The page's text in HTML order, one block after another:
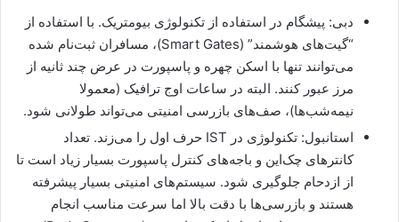
دبی: پیشگام در استفاده از تکنولوژی بیومتریک. با استفاده از
“گیت‌های هوشمند” (Smart Gates)، مسافران ثبت‌نام شده
می‌توانند تنها با اسکن چهره و پاسپورت در عرض چند ثانیه از
مرز عبور کنند. البته در ساعات اوج ترافیک (معمولا
نیمه‌شب‌ها)، صف‌های بازرسی امنیتی می‌تواند طولانی شود.
استانبول: تکنولوژی در IST حرف اول را می‌زند. تعداد
کانترهای چک‌این و باجه‌های کنترل پاسپورت بسیار زیاد است تا
از ازدحام جلوگیری شود. سیستم‌های امنیتی بسیار پیشرفته
هستند و بازرسی‌ها با دقت بالا اما سرعت مناسب انجام